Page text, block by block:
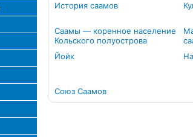
История саамов
Саамы — коренное население
Кольского полуострова
Йойк
Союз Саамов